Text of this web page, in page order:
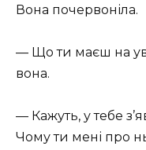
Вона почервоніла.
— Що ти маєш на
вона.
— Кажуть, у тебе
Чому ти мені про